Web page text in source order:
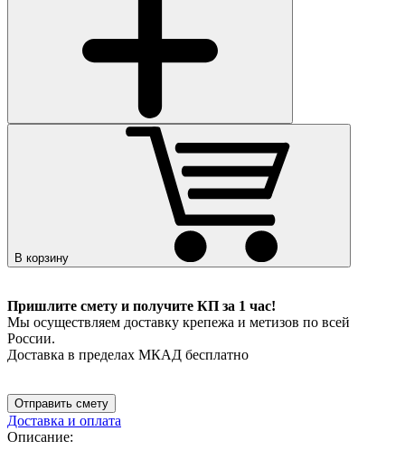
В корзину
Пришлите смету и получите КП за 1 час!
Мы осуществляем доставку крепежа и метизов по всей
России.
Доставка в пределах МКАД бесплатно
Отправить смету
Доставка и оплата
Описание: